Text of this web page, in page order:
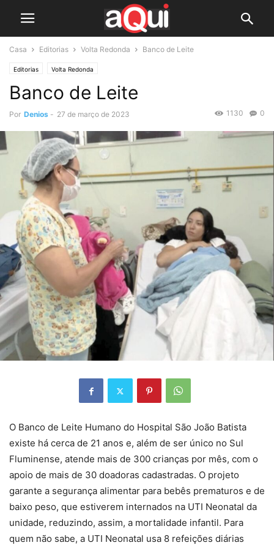
Casa Editorias Volta Redonda Banco de Leite
Editorias Volta Redonda
Banco de Leite
Por Denios - 27 de março de 2023 0
1130
O Banco de Leite Humano do Hospital São João Batista
existe há cerca de 21 anos e, além de ser único no Sul
Fluminense, atende mais de 300 crianças por mês, com o
apoio de mais de 30 doadoras cadastradas. O projeto
garante a segurança alimentar para bebês prematuros e de
baixo peso, que estiverem internados na UTI Neonatal da
unidade, reduzindo, assim, a mortalidade infantil. Para
quem não sabe, a UTI Neonatal usa 8 refeições diárias